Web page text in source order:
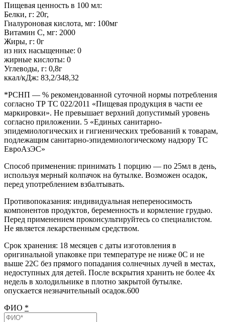
Пищевая ценность в 100 мл:
Белки, г: 20г,
Гиалуроновая кислота, мг: 100мг
Витамин С, мг: 2000
Жиры, г: 0г
из них насыщенные: 0
жирные кислоты: 0
Углеводы, г: 0,8г
ккал/кДж: 83,2/348,32
*РСНП — % рекомендованной суточной нормы потребления
согласно ТР ТС 022/2011 «Пищевая продукция в части ее
маркировки». Не превышает верхний допустимый уровень
согласно приложении. 5 «Единых санитарно-
эпидемиологических и гигиенических требований к товарам,
подлежащим санитарно-эпидемиологическому надзору ТС
ЕвроАзЭС»
Способ применения: принимать 1 порцию — по 25мл в день,
используя мерный колпачок на бутылке. Возможен осадок,
перед употреблением взбалтывать.
Противопоказания: индивидуальная непереносимость
компонентов продуктов, беременность и кормление грудью.
Перед применением проконсультируйтесь со специалистом.
Не является лекарственным средством.
Срок хранения: 18 месяцев с даты изготовления в
оригинальной упаковке при температуре не ниже 0С и не
выше 22С без прямого попадания солнечных лучей в местах,
недоступных для детей. После вскрытия хранить не более 4х
недель в холодильнике в плотно закрытой бутылке.
опускается незначительный осадок.600
ФИО *